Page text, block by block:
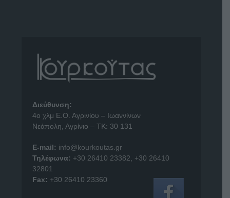
Διεύθυνση:
4o χλμ Ε.Ο. Αγρινίου – Ιωαννίνων
Νεάπολη, Αγρίνιο – ΤΚ: 30 131
E-mail: info@kourkoutas.gr
Τηλέφωνα: +30 26410 23382
+30 26410
32801
Fax: +30 26410 23360